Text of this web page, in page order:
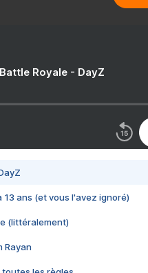
Royale - DayZ
13 ans (et vous l'avez ignoré)
(littéralement)
Rayan